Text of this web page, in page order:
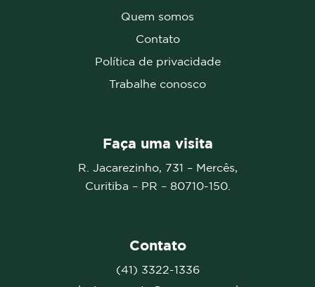
Quem somos
Contato
Política de privacidade
Trabalhe conosco
Faça uma visita
R. Jacarezinho, 731 – Mercês,
Curitiba – PR – 80710-150.
Contato
(41) 3322-1336